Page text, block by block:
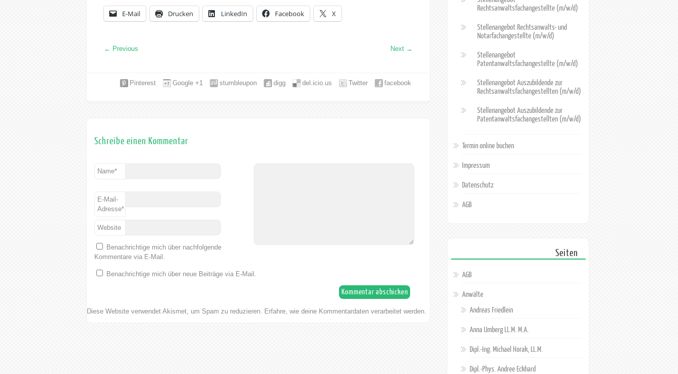
E-Mail Drucken LinkedIn Facebook X
← Previous Next →
facebook
Twitter
del.icio.us
digg
stumbleupon
Google +1
Pinterest
Schreibe einen Kommentar
Name*
E-Mail-
Adresse*
Website
Benachrichtige mich über nachfolgende
Kommentare via E-Mail.
Benachrichtige mich über neue Beiträge via E-Mail.
Diese Website verwendet Akismet, um Spam zu reduzieren. Erfahre, wie deine Kommentardaten verarbeitet werden.
Rechtsanwaltsfachangestellte (m/w/d)
Stellenangebot Rechtsanwalts- und
Notarfachangestellte (m/w/d)
Stellenangebot
Patentanwaltsfachangestellte (m/w/d)
Stellenangebot Auszubildende zur
Rechtsanwaltsfachangestellten (m/w/d)
Stellenangebot Auszubildende zur
Patentanwaltsfachangestellten (m/w/d)
Termin online buchen
Impressum
Datenschutz
AGB
Seiten
AGB
Anwälte
Andreas Friedlein
Anna Umberg LL.M. M.A.
Dipl.-Ing. Michael Horak, LL.M.
Dipl.-Phys. Andree Eckhard